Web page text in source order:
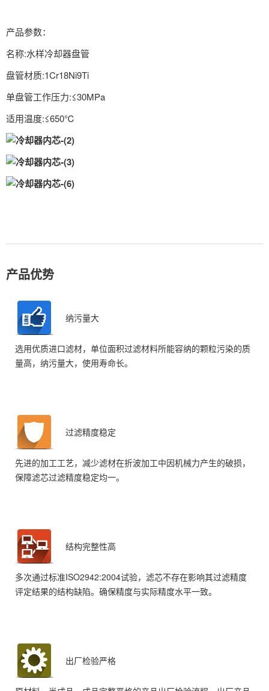
产品参数：
名称:水样冷却器盘管
盘管材质:1Cr18Ni9Ti
单盘管工作压力:≤30MPa
适用温度:≤650℃
产品优势
纳污量大
选用优质进口滤材，单位面积过滤材料所能容纳的颗粒污染的质
量高，纳污量大，使用寿命长。
过滤精度稳定
先进的加工工艺，减少滤材在折波加工中因机械力产生的破损，
保障滤芯过滤精度稳定均一。
结构完整性高
多次通过标准ISO2942:2004试验，滤芯不存在影响其过滤精度
评定结果的结构缺陷。确保精度与实际精度水平一致。
出厂检验严格